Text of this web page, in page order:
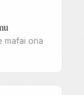
mafai ona